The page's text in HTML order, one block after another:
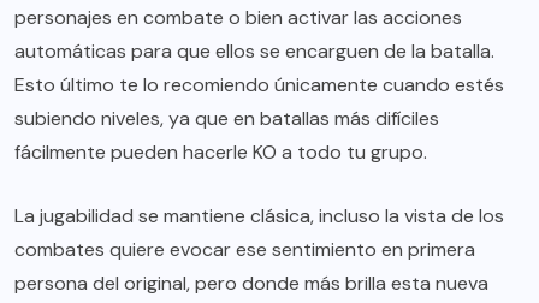
personajes en combate o bien activar las acciones
automáticas para que ellos se encarguen de la batalla.
Esto último te lo recomiendo únicamente cuando estés
subiendo niveles, ya que en batallas más difíciles
fácilmente pueden hacerle KO a todo tu grupo.
La jugabilidad se mantiene clásica, incluso la vista de los
combates quiere evocar ese sentimiento en primera
persona del original, pero donde más brilla esta nueva